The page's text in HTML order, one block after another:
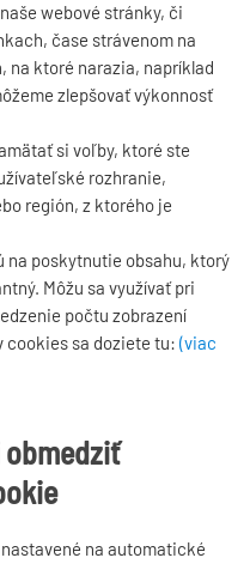
webové stránky, či
čase strávenom na
na ktoré narazia, napríklad
zlepšovať výkonnosť
si voľby, ktoré ste
rozhranie,
región, z ktorého je
na poskytnutie obsahu, ktorý
Môžu sa využívať pri
počtu zobrazení
cookies sa doziete tu: (viac
obmedziť
na automatické